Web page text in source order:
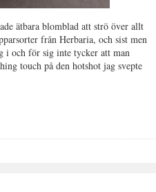
ätbara blomblad att strö över allt
från Herbaria, och sist men
i och för sig inte tycker att man
touch på den hotshot jag svepte